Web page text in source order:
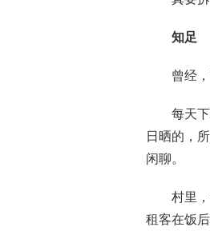
知足
曾经，守
每天下班
日晒的，
闲聊。
村里，很
租客在饭